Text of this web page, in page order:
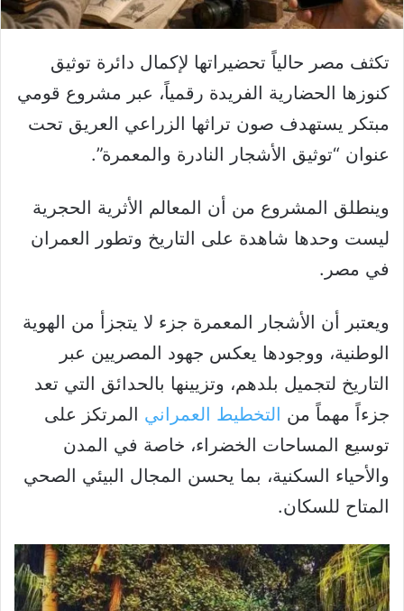
تكثف مصر حالياً تحضيراتها لإكمال دائرة توثيق
كنوزها الحضارية الفريدة رقمياً، عبر مشروع قومي
مبتكر يستهدف صون تراثها الزراعي العريق تحت
عنوان “توثيق الأشجار النادرة والمعمرة”.
وينطلق المشروع من أن المعالم الأثرية الحجرية
ليست وحدها شاهدة على التاريخ وتطور العمران
في مصر.
ويعتبر أن الأشجار المعمرة جزء لا يتجزأ من الهوية
الوطنية، ووجودها يعكس جهود المصريين عبر
التاريخ لتجميل بلدهم، وتزيينها بالحدائق التي تعد
جزءاً مهماً من التخطيط العمراني المرتكز على
توسيع المساحات الخضراء، خاصة في المدن
والأحياء السكنية، بما يحسن المجال البيئي الصحي
المتاح للسكان.